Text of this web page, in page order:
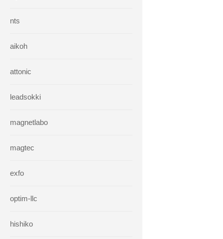
nts
aikoh
attonic
leadsokki
magnetlabo
magtec
exfo
optim-llc
hishiko